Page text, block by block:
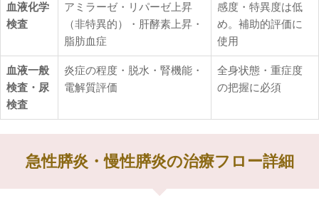
血液化学
検査
アミラーゼ・リパーゼ上昇
（非特異的）・肝酵素上昇・
脂肪血症
感度・特異度は低
め。補助的評価に
使用
血液一般
検査・尿
検査
炎症の程度・脱水・腎機能・
電解質評価
全身状態・重症度
の把握に必須
急性膵炎・慢性膵炎の治療フロー詳細